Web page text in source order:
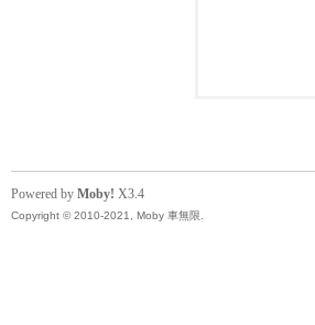
Powered by Moby! X3.4
Copyright © 2010-2021, Moby 車無限.